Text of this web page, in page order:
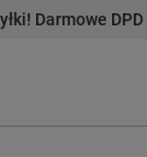
Darmowe